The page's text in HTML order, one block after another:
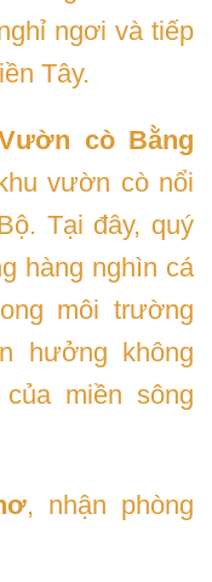
ngơi và tiếp
Tây.
cò Bằng
vườn cò nổi
Tại đây, quý
hàng nghìn cá
môi trường
hưởng không
miền sông
, nhận phòng